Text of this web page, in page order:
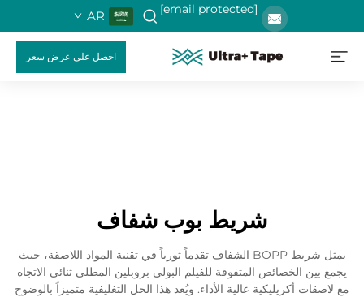
[email protected]
AR
احصل على عرض سعر
شريط بوب شفاف
يمثل شريط BOPP الشفاف تقدماً ثورياً في تقنية المواد اللاصقة، حيث
يجمع بين الخصائص المتفوقة للفيلم البولي بروبلين المطلي ثنائي الاتجاه
مع لاصقات أكريليكية عالية الأداء. ويُعد هذا الحل التغليفية متميزاً بالوضوح